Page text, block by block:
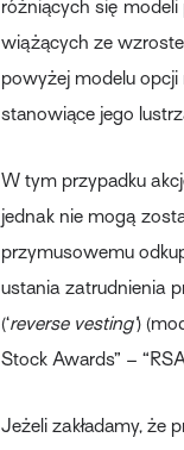
różniących się
wiążących ze
powyżej modelu
stanowiące jego
W tym przypadku
jednak nie mogą
przymusowemu
ustania zatrudnienia
(‘reverse vesting’)
Stock Awards” –
Jeżeli zakładamy, że